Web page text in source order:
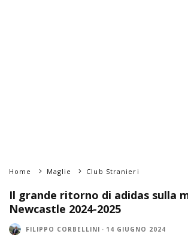
Home Maglie Club Stranieri
Il grande ritorno di adidas sulla
Newcastle 2024-2025
FILIPPO CORBELLINI · 14 GIUGNO 2024